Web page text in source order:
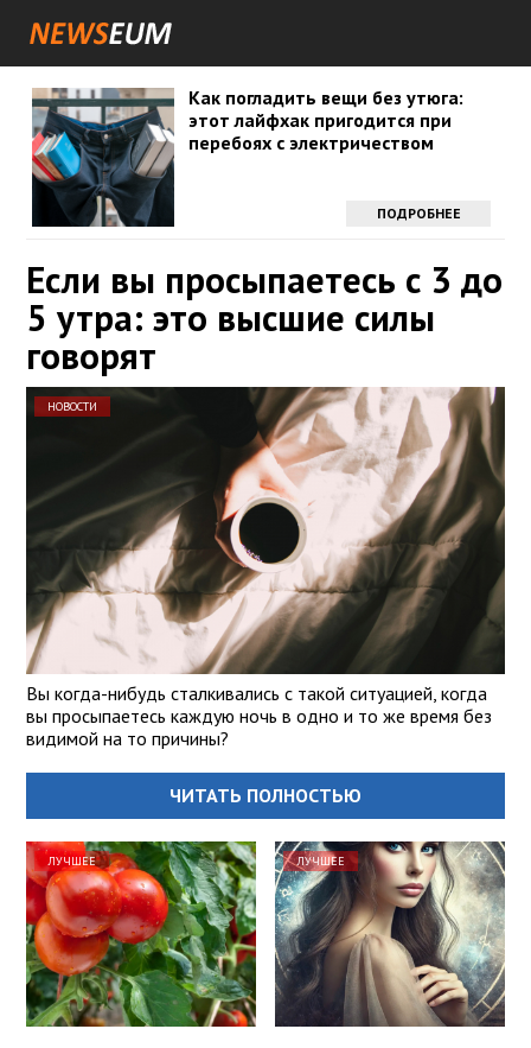
Как погладить вещи без утюга:
этот лайфхак пригодится при
перебоях с электричеством
ПОДРОБНЕЕ
Если вы просыпаетесь с 3 до
5 утра: это высшие силы
говорят
НОВОСТИ
Вы когда-нибудь сталкивались с такой ситуацией, когда
вы просыпаетесь каждую ночь в одно и то же время без
видимой на то причины?
ЧИТАТЬ ПОЛНОСТЬЮ
ЛУЧШЕЕ ЛУЧШЕЕ